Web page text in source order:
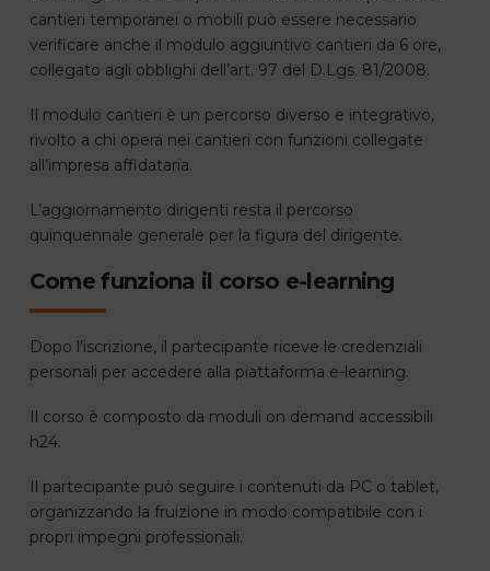
cantieri temporanei o mobili può essere necessario
verificare anche il modulo aggiuntivo cantieri da 6 ore,
collegato agli obblighi dell’art. 97 del D.Lgs. 81/2008.
Il modulo cantieri è un percorso diverso e integrativo,
rivolto a chi opera nei cantieri con funzioni collegate
all’impresa affidataria.
L’aggiornamento dirigenti resta il percorso
quinquennale generale per la figura del dirigente.
Come funziona il corso e-learning
Dopo l’iscrizione, il partecipante riceve le credenziali
personali per accedere alla piattaforma e-learning.
Il corso è composto da moduli on demand accessibili
h24.
Il partecipante può seguire i contenuti da PC o tablet,
organizzando la fruizione in modo compatibile con i
propri impegni professionali.